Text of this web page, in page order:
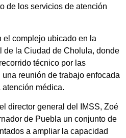
de los servicios de atención
el complejo ubicado en la
de la Ciudad de Cholula, donde
técnico por las
reunión de trabajo enfocada
médica.
director general del IMSS, Zoé
de Puebla un conjunto de
a ampliar la capacidad